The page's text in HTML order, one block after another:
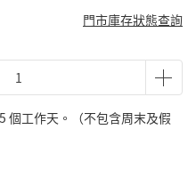
門市庫存狀態查詢
個工作天。（不包含周末及假